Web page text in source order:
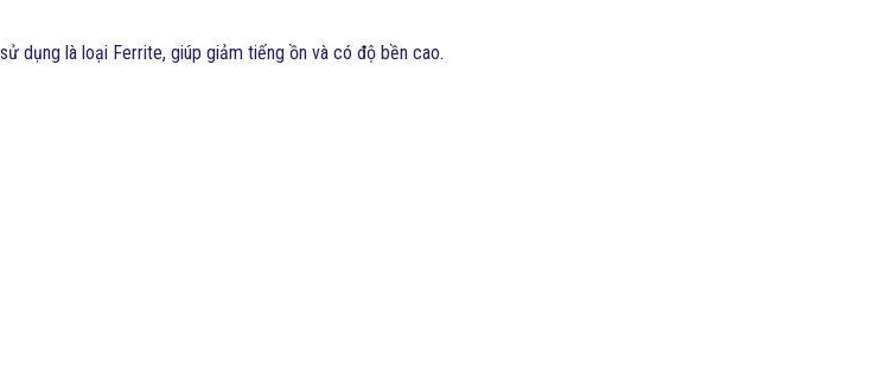
dụng là loại Ferrite, giúp giảm tiếng ồn và có độ bền cao.